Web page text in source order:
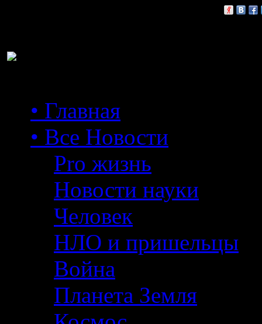
• Главная
• Все Новости
Pro жизнь
Новости науки
Человек
НЛО и пришельцы
Война
Планета Земля